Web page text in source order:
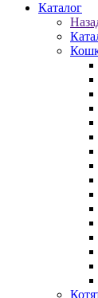
Каталог